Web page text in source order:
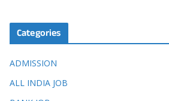
Categories
ADMISSION
ALL INDIA JOB